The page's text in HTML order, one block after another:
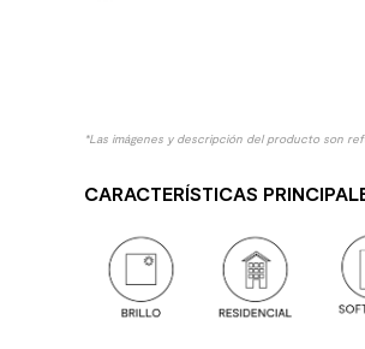
*Las imágenes y descripción del producto son
CARACTERÍSTICAS